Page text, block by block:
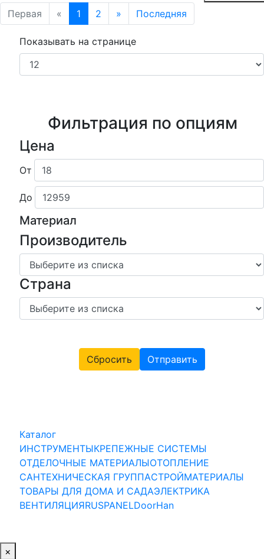
Первая
« 1 2 » Последняя
Показывать на странице
Фильтрация по опциям
Цена
От
До
Материал
Производитель
Страна
Сбросить Отправить
Каталог
ИНСТРУМЕНТЫКРЕПЕЖНЫЕ СИСТЕМЫ
ОТДЕЛОЧНЫЕ МАТЕРИАЛЫОТОПЛЕНИЕ
САНТЕХНИЧЕСКАЯ ГРУППАСТРОЙМАТЕРИАЛЫ
ТОВАРЫ ДЛЯ ДОМА И САДАЭЛЕКТРИКА
ВЕНТИЛЯЦИЯRUSPANELDoorHan
×